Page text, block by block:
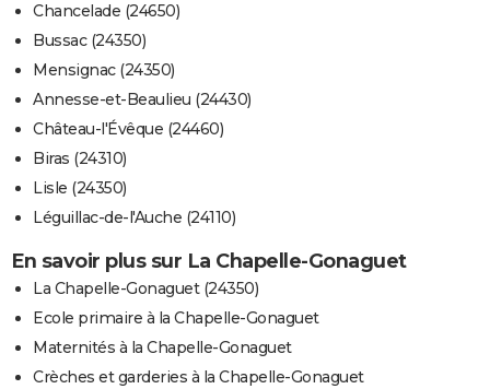
Chancelade (24650)
Bussac (24350)
Mensignac (24350)
Annesse-et-Beaulieu (24430)
Château-l'Évêque (24460)
Biras (24310)
Lisle (24350)
Léguillac-de-l'Auche (24110)
En savoir plus sur La Chapelle-Gonaguet
La Chapelle-Gonaguet (24350)
Ecole primaire à la Chapelle-Gonaguet
Maternités à la Chapelle-Gonaguet
Crèches et garderies à la Chapelle-Gonaguet